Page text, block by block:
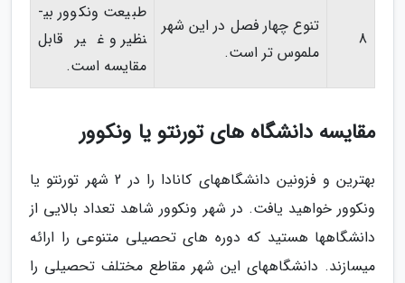
8
تنوع چهار فصل در این شهر
ملموس ­تر است.
طبیعت ونکوور بی­
نظیر و غیرقابل
مقایسه است.
مقایسه دانشگاه های تورنتو یا ونکوور
بهترین و فزونین دانشگاه­های کانادا را در 2 شهر تورنتو یا
ونکوور خواهید یافت. در شهر ونکوور شاهد تعداد بالایی از
دانشگاه­ها هستید که دوره ­های تحصیلی متنوعی را ارائه
می­سازند. دانشگاه­های این شهر مقاطع مختلف تحصیلی را